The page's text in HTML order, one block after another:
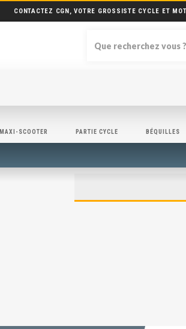
CONTACTEZ CGN, VOTRE GROSSISTE CYCLE ET
MAXI-SCOOTER PARTIE CYCLE BÉQUILLES